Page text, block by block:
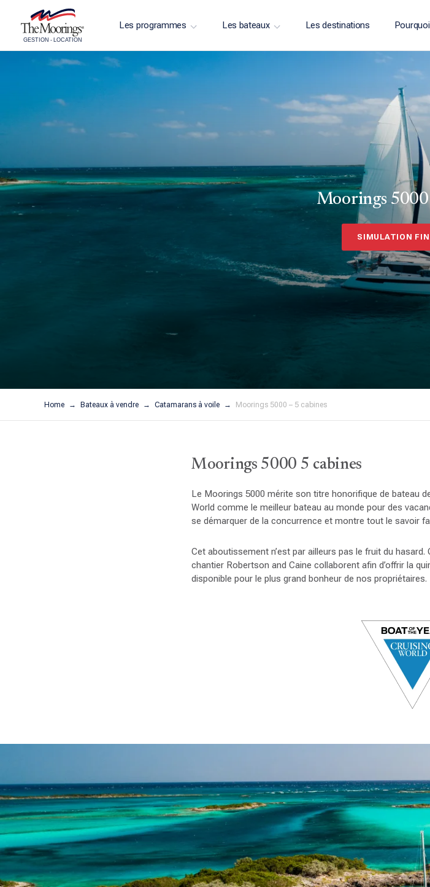
GESTION - LOCATION
Les programmes Les bateaux Les destinations
Moorings 5000
SIMULATION
Home Bateaux à vendre Catamarans à voile Moorings 5000 – 5 cabines
Moorings 5000 5 cabines
Le Moorings 5000 mérite son titre honorifique de bateau
World comme le meilleur bateau au monde pour des
se démarquer de la concurrence et montre tout le savoir
Cet aboutissement n’est par ailleurs pas le fruit du
chantier Robertson and Caine collaborent afin d’offrir la
disponible pour le plus grand bonheur de nos propriétaires.